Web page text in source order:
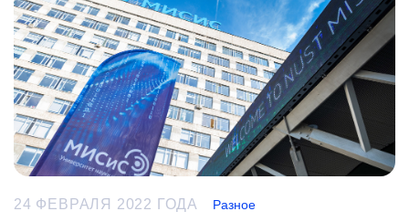
24 ФЕВРАЛЯ 2022 ГОДА Разное